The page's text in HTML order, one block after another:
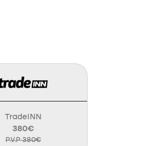
TradeINN
380€
P.V.P 380€